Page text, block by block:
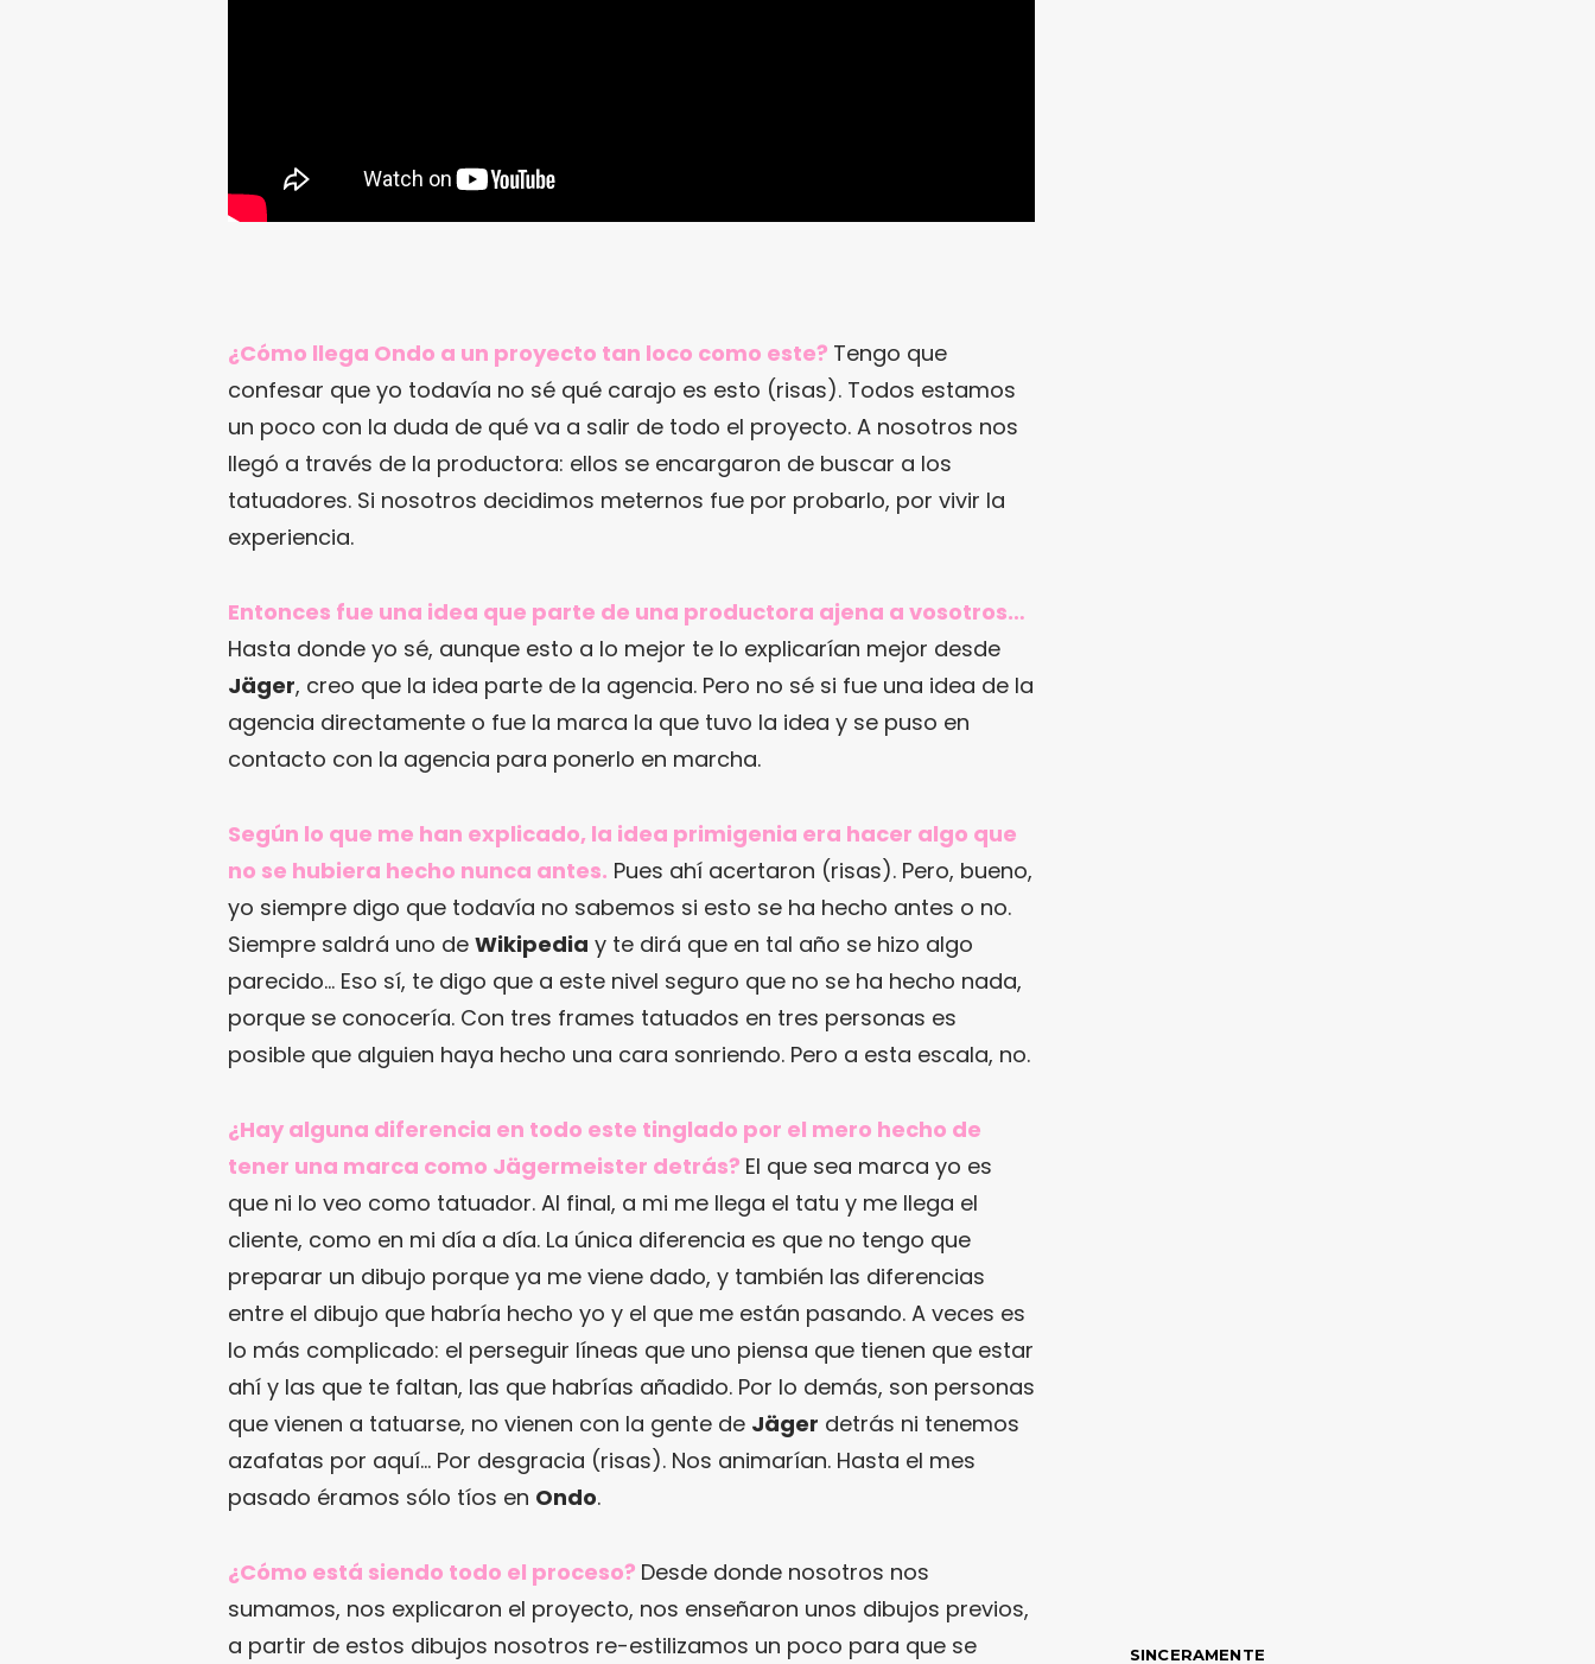
¿Cómo llega Ondo a un proyecto tan loco como este? Tengo que
confesar que yo todavía no sé qué carajo es esto (risas). Todos estamos
un poco con la duda de qué va a salir de todo el proyecto. A nosotros nos
llegó a través de la productora: ellos se encargaron de buscar a los
tatuadores. Si nosotros decidimos meternos fue por probarlo, por vivir la
experiencia.
Entonces fue una idea que parte de una productora ajena a vosotros…
Hasta donde yo sé, aunque esto a lo mejor te lo explicarían mejor desde
Jäger, creo que la idea parte de la agencia. Pero no sé si fue una idea de la
agencia directamente o fue la marca la que tuvo la idea y se puso en
contacto con la agencia para ponerlo en marcha.
Según lo que me han explicado, la idea primigenia era hacer algo que
no se hubiera hecho nunca antes. Pues ahí acertaron (risas). Pero, bueno,
yo siempre digo que todavía no sabemos si esto se ha hecho antes o no.
Siempre saldrá uno de Wikipedia y te dirá que en tal año se hizo algo
parecido… Eso sí, te digo que a este nivel seguro que no se ha hecho nada,
porque se conocería. Con tres frames tatuados en tres personas es
posible que alguien haya hecho una cara sonriendo. Pero a esta escala, no.
¿Hay alguna diferencia en todo este tinglado por el mero hecho de
tener una marca como Jägermeister detrás? El que sea marca yo es
que ni lo veo como tatuador. Al final, a mi me llega el tatu y me llega el
cliente, como en mi día a día. La única diferencia es que no tengo que
preparar un dibujo porque ya me viene dado, y también las diferencias
entre el dibujo que habría hecho yo y el que me están pasando. A veces es
lo más complicado: el perseguir líneas que uno piensa que tienen que estar
ahí y las que te faltan, las que habrías añadido. Por lo demás, son personas
que vienen a tatuarse, no vienen con la gente de Jäger detrás ni tenemos
azafatas por aquí… Por desgracia (risas). Nos animarían. Hasta el mes
pasado éramos sólo tíos en Ondo.
¿Cómo está siendo todo el proceso? Desde donde nosotros nos
sumamos, nos explicaron el proyecto, nos enseñaron unos dibujos previos,
a partir de estos dibujos nosotros re-estilizamos un poco para que se
SINCERAMENTE